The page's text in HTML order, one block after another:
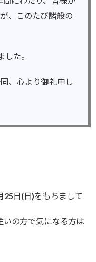
、このたび諸般の
た。
、心より御礼申し
25日(日)をもちまして
いの方で気になる方は